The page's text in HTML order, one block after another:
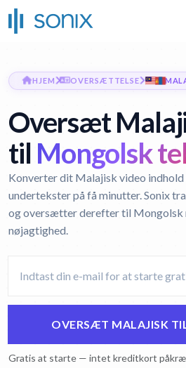
HJEM OVERSÆTTELSE
Oversæt
til Mongolsk
Konverter dit Malajisk video
undertekster på få minutter. Sonix
og oversætter derefter til Mongolsk
nøjagtighed.
OVERSÆT MALAJISK
Gratis at starte — intet kreditkort